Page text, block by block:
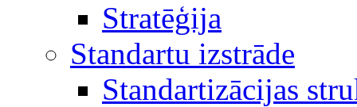
Stratēģija
Standartu izstrāde
Standartizācijas